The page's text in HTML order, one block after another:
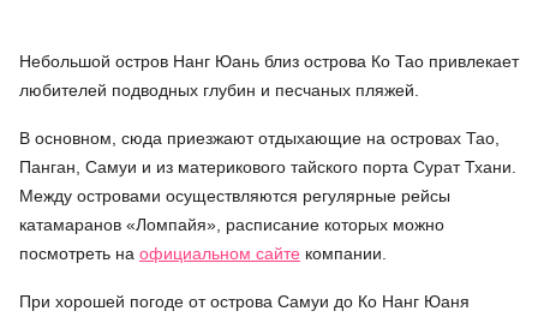
Небольшой остров Нанг Юань близ острова Ко Тао привлекает
любителей подводных глубин и песчаных пляжей.
В основном, сюда приезжают отдыхающие на островах Тао,
Панган, Самуи и из материкового тайского порта Сурат Тхани.
Между островами осуществляются регулярные рейсы
катамаранов «Ломпайя», расписание которых можно
посмотреть на официальном сайте компании.
При хорошей погоде от острова Самуи до Ко Нанг Юаня